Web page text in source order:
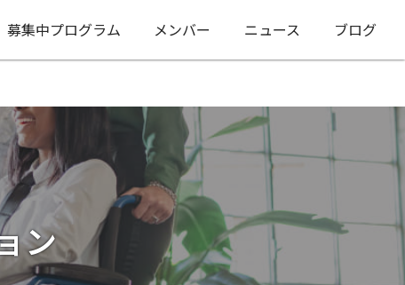
募集中プログラム メンバー ニュース ブログ
ン